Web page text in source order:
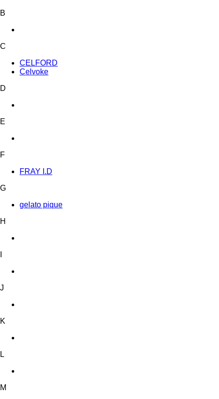
B
C
CELFORD
Celvoke
D
E
F
FRAY I.D
G
gelato pique
H
J
K
L
M